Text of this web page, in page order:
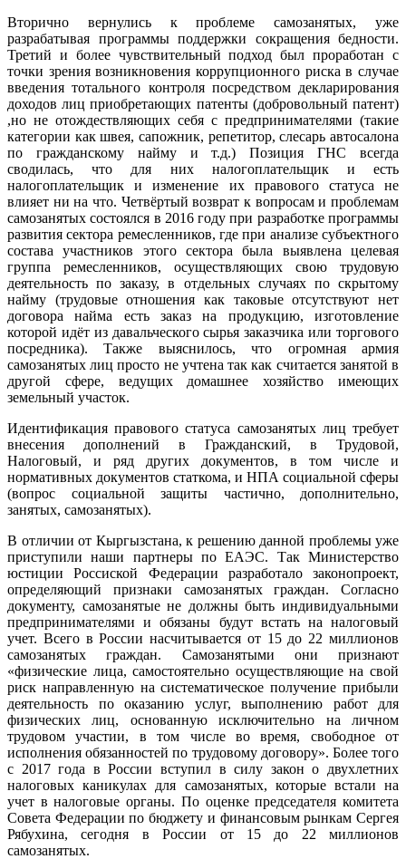
Вторично вернулись к проблеме самозанятых, уже
разрабатывая программы поддержки сокращения бедности.
Третий и более чувствительный подход был проработан с
точки зрения возникновения коррупционного риска в случае
введения тотального контроля посредством декларирования
доходов лиц приобретающих патенты (добровольный патент)
,но не отождествляющих себя с предпринимателями (такие
категории как швея, сапожник, репетитор, слесарь автосалона
по гражданскому найму и т.д.) Позиция ГНС всегда
сводилась, что для них налогоплательщик и есть
налогоплательщик и изменение их правового статуса не
влияет ни на что. Четвёртый возврат к вопросам и проблемам
самозанятых состоялся в 2016 году при разработке программы
развития сектора ремесленников, где при анализе субъектного
состава участников этого сектора была выявлена целевая
группа ремесленников, осуществляющих свою трудовую
деятельность по заказу, в отдельных случаях по скрытому
найму (трудовые отношения как таковые отсутствуют нет
договора найма есть заказ на продукцию, изготовление
которой идёт из давальческого сырья заказчика или торгового
посредника). Также выяснилось, что огромная армия
самозанятых лиц просто не учтена так как считается занятой в
другой сфере, ведущих домашнее хозяйство имеющих
земельный участок.
Идентификация правового статуса самозанятых лиц требует
внесения дополнений в Гражданский, в Трудовой,
Налоговый, и ряд других документов, в том числе и
нормативных документов статкома, и НПА социальной сферы
(вопрос социальной защиты частично, дополнительно,
занятых, самозанятых).
В отличии от Кыргызстана, к решению данной проблемы уже
приступили наши партнеры по ЕАЭС. Так Министерство
юстиции Россиской Федерации разработало законопроект,
определяющий признаки самозанятых граждан. Согласно
документу, самозанятые не должны быть индивидуальными
предпринимателями и обязаны будут встать на налоговый
учет. Всего в России насчитывается от 15 до 22 миллионов
самозанятых граждан. Самозанятыми они признают
«физические лица, самостоятельно осуществляющие на свой
риск направленную на систематическое получение прибыли
деятельность по оказанию услуг, выполнению работ для
физических лиц, основанную исключительно на личном
трудовом участии, в том числе во время, свободное от
исполнения обязанностей по трудовому договору». Более того
с 2017 года в России вступил в силу закон о двухлетних
налоговых каникулах для самозанятых, которые встали на
учет в налоговые органы. По оценке председателя комитета
Совета Федерации по бюджету и финансовым рынкам Сергея
Рябухина, сегодня в России от 15 до 22 миллионов
самозанятых.